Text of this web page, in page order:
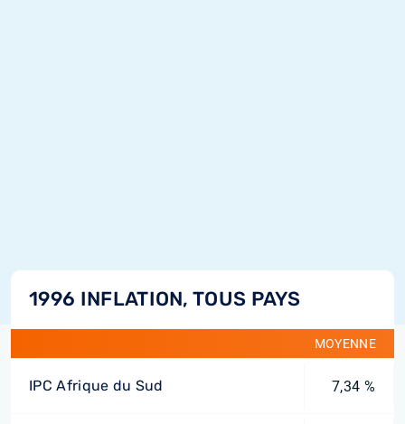
1996 INFLATION, TOUS PAYS
MOYENNE
IPC Afrique du Sud 7,34 %